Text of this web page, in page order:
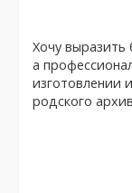
Хочу выразить
а
изготовлении
родского